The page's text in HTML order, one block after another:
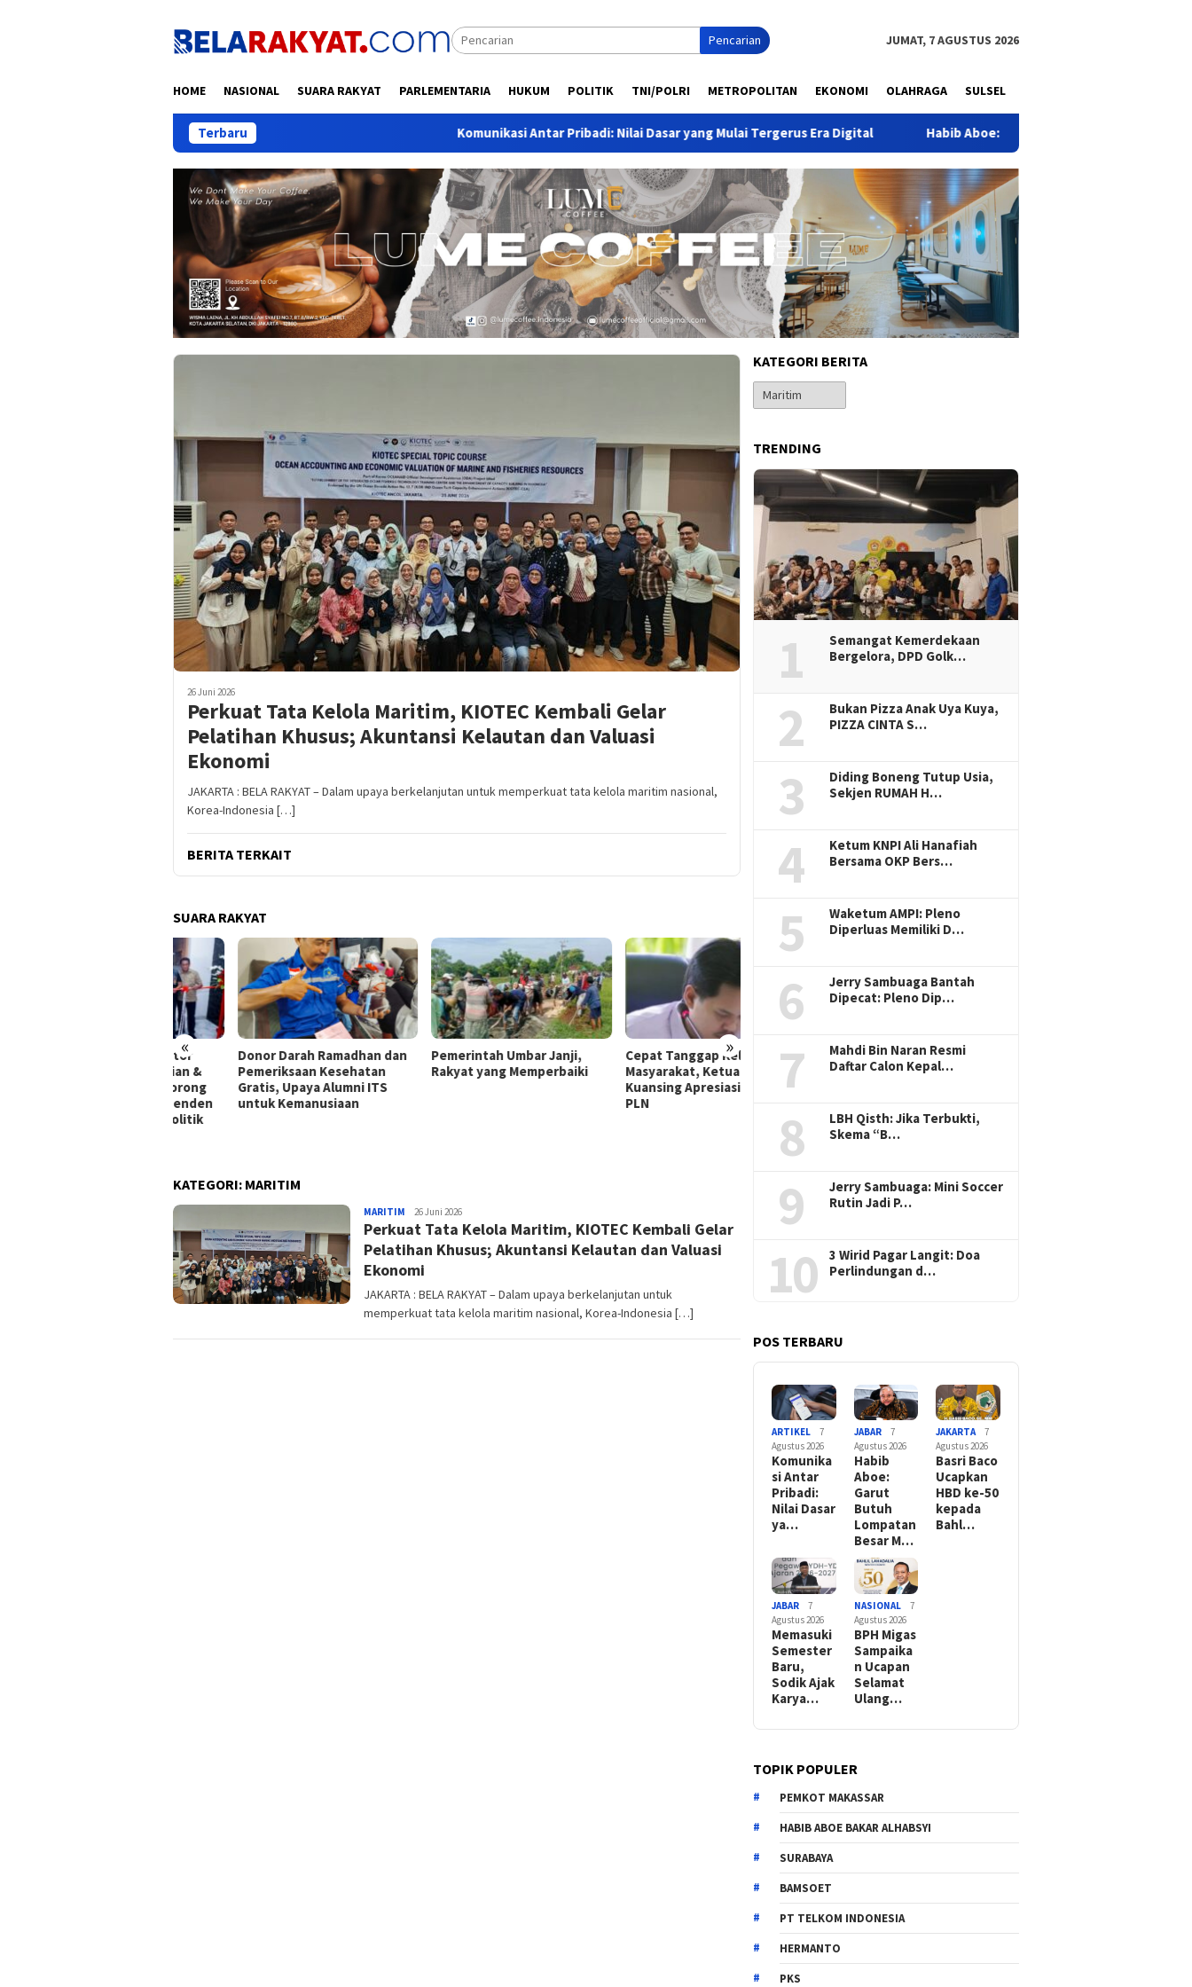
Pencarian JUMAT, 7 AGUSTUS 2026
HOME NASIONAL SUARA RAKYAT PARLEMENTARIA HUKUM POLITIK TNI/POLRI METROPOLITAN EKONOMI OLAHRAGA SULSEL
Terbaru Komunikasi Antar Pribadi: Nilai Dasar yang Mulai Tergerus Era Digital Habib Aboe: Garut Butuh Lompatan Besar Menuju Pasar
26 Juni 2026
Perkuat Tata Kelola Maritim, KIOTEC Kembali Gelar
Pelatihan Khusus; Akuntansi Kelautan dan Valuasi
Ekonomi
JAKARTA : BELA RAKYAT – Dalam upaya berkelanjutan untuk memperkuat tata kelola maritim nasional,
Korea-Indonesia […]
BERITA TERKAIT
SUARA RAKYAT
« »
Donor Darah Ramadhan dan
Pemeriksaan Kesehatan
Gratis, Upaya Alumni ITS
untuk Kemanusiaan
Pemerintah Umbar Janji,
Rakyat yang Memperbaiki
Cepat Tanggap Keluhan
Masyarakat, Ketua Gerindra
Kuansing Apresiasi Kinerja
PLN Sapudi Diduga Asal
Tebang Pohon, Rampas Aset
Warga Tanpa Beri
Tambal Sulam Jalan di PUPR
Wilayah 1 Bogor Asal-asalan,
KATEGORI: MARITIM
MARITIM Redaktur
26 Juni 2026
Perkuat Tata Kelola Maritim, KIOTEC Kembali Gelar
Pelatihan Khusus; Akuntansi Kelautan dan Valuasi
Ekonomi
JAKARTA : BELA RAKYAT – Dalam upaya berkelanjutan untuk
memperkuat tata kelola maritim nasional, Korea-Indonesia […]
KATEGORI BERITA
Kategori
Berita
TRENDING
1
Semangat Kemerdekaan
Bergelora, DPD Golk…
2
Bukan Pizza Anak Uya Kuya,
PIZZA CINTA S…
3
Diding Boneng Tutup Usia,
Sekjen RUMAH H…
4
Ketum KNPI Ali Hanafiah
Bersama OKP Bers…
5
Waketum AMPI: Pleno
Diperluas Memiliki D…
6
Jerry Sambuaga Bantah
Dipecat: Pleno Dip…
7
Mahdi Bin Naran Resmi
Daftar Calon Kepal…
8
LBH Qisth: Jika Terbukti,
Skema “B…
9
Jerry Sambuaga: Mini Soccer
Rutin Jadi P…
10
3 Wirid Pagar Langit: Doa
Perlindungan d…
POS TERBARU
ARTIKEL
7
Agustus 2026
Komunika
si Antar
Pribadi:
Nilai Dasar
ya…
JABAR
7
Agustus 2026
Habib
Aboe:
Garut
Butuh
Lompatan
Besar M…
JAKARTA
7
Agustus 2026
Basri Baco
Ucapkan
HBD ke-50
kepada
Bahl…
JABAR
7
Agustus 2026
Memasuki
Semester
Baru,
Sodik Ajak
Karya…
NASIONAL
7
Agustus 2026
BPH Migas
Sampaika
n Ucapan
Selamat
Ulang…
TOPIK POPULER
PEMKOT MAKASSAR
HABIB ABOE BAKAR ALHABSYI
SURABAYA
BAMSOET
PT TELKOM INDONESIA
HERMANTO
PKS